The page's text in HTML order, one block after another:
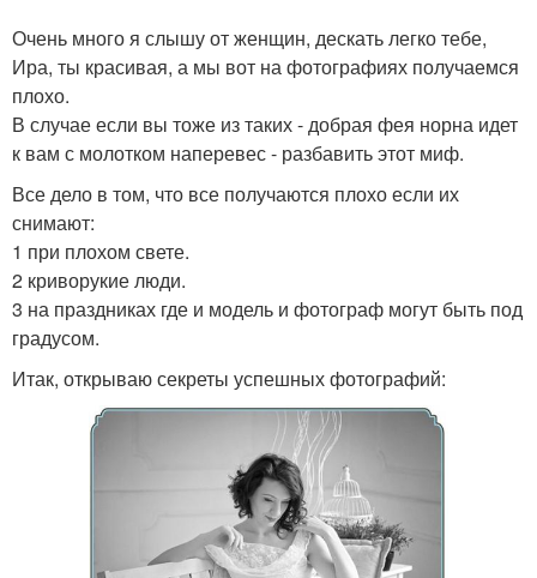
Очень много я слышу от женщин, дескать легко тебе,
Ира, ты красивая, а мы вот на фотографиях получаемся
плохо.
В случае если вы тоже из таких - добрая фея норна идет
к вам с молотком наперевес - разбавить этот миф.
Все дело в том, что все получаются плохо если их
снимают:
1 при плохом свете.
2 криворукие люди.
3 на праздниках где и модель и фотограф могут быть под
градусом.
Итак, открываю секреты успешных фотографий: